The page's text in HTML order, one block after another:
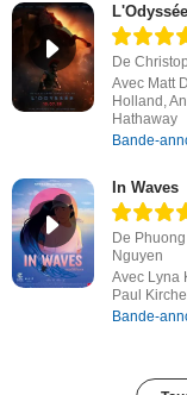
L'Odyssée
De
Avec Matt
Holland,
Hathaway
Bande-
In Waves
De
Nguyen
Avec Lyna
Paul
Bande-